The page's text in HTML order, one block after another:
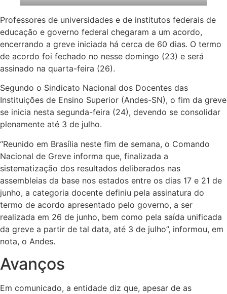
Professores de universidades e de institutos federais de
educação e governo federal chegaram a um acordo,
encerrando a greve iniciada há cerca de 60 dias. O termo
de acordo foi fechado no nesse domingo (23) e será
assinado na quarta-feira (26).
Segundo o Sindicato Nacional dos Docentes das
Instituições de Ensino Superior (Andes-SN), o fim da greve
se inicia nesta segunda-feira (24), devendo se consolidar
plenamente até 3 de julho.
“Reunido em Brasília neste fim de semana, o Comando
Nacional de Greve informa que, finalizada a
sistematização dos resultados deliberados nas
assembleias da base nos estados entre os dias 17 e 21 de
junho, a categoria docente definiu pela assinatura do
termo de acordo apresentado pelo governo, a ser
realizada em 26 de junho, bem como pela saída unificada
da greve a partir de tal data, até 3 de julho”, informou, em
nota, o Andes.
Avanços
Em comunicado, a entidade diz que, apesar de as